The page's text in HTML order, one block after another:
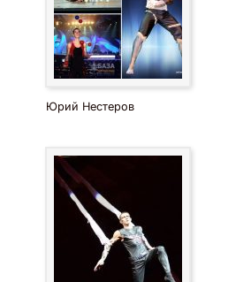
Юрий Нестеров